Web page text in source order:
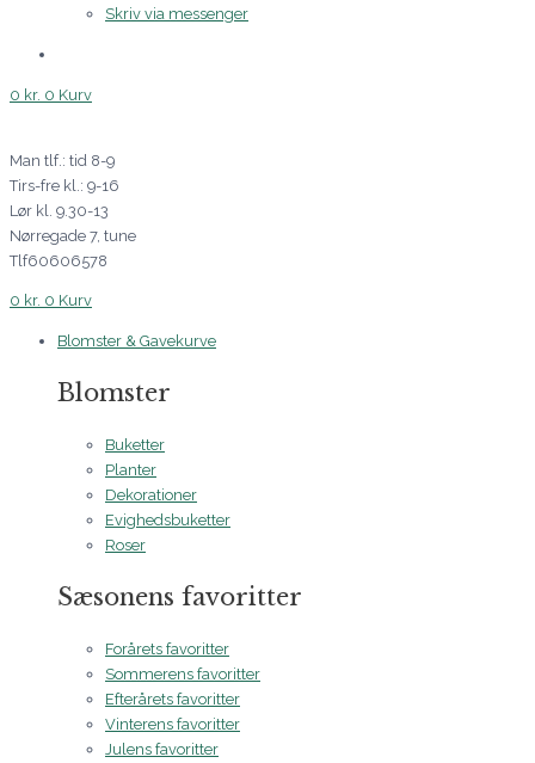
Skriv via messenger
0 kr. 0 Kurv
Man tlf.: tid 8-9
Tirs-fre kl.: 9-16
Lør kl. 9.30-13
Nørregade 7, tune
Tlf60606578
0 kr. 0 Kurv
Blomster & Gavekurve
Blomster
Buketter
Planter
Dekorationer
Evighedsbuketter
Roser
Sæsonens favoritter
Forårets favoritter
Sommerens favoritter
Efterårets favoritter
Vinterens favoritter
Julens favoritter